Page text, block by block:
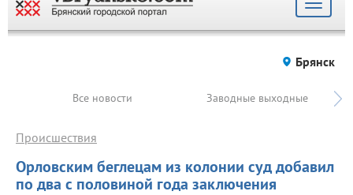
Toggle
Брянск
Все новости Заводные выходные
Орловским беглецам из колонии суд добавил
по два с половиной года заключения
Происшествия